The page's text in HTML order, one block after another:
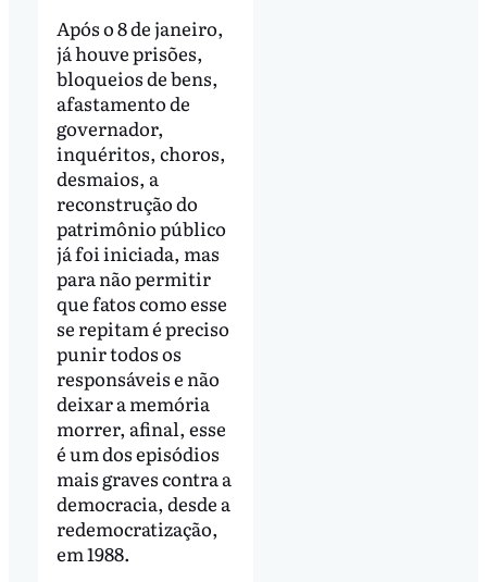
Após o 8 de janeiro,
já houve prisões,
bloqueios de bens,
afastamento de
governador,
inquéritos, choros,
desmaios, a
reconstrução do
patrimônio público
já foi iniciada, mas
para não permitir
que fatos como esse
se repitam é preciso
punir todos os
responsáveis e não
deixar a memória
morrer, afinal, esse
é um dos episódios
mais graves contra a
democracia, desde a
redemocratização,
em 1988.